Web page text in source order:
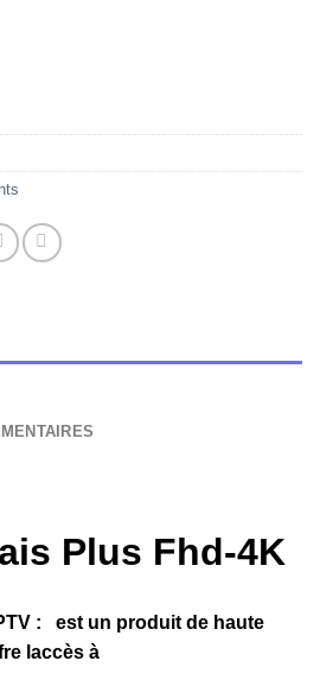
Plus Fhd-4K
: est un produit de haute
laccès à